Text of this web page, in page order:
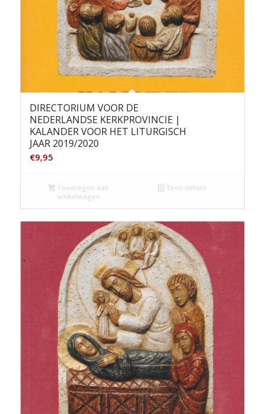
DIRECTORIUM VOOR DE
NEDERLANDSE KERKPROVINCIE |
KALANDER VOOR HET LITURGISCH
JAAR 2019/2020
€9,95
Toevoegen aan
winkelwagen
Toon details